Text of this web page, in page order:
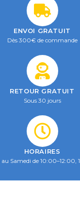
ENVOI GRATUIT
Dès 300€ de commande
RETOUR GRATUIT
Sous 30 jours
HORAIRES
Samedi de 10:00–12:00,